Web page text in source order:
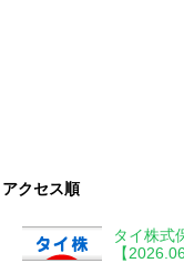
アクセス順
タイ株式
【